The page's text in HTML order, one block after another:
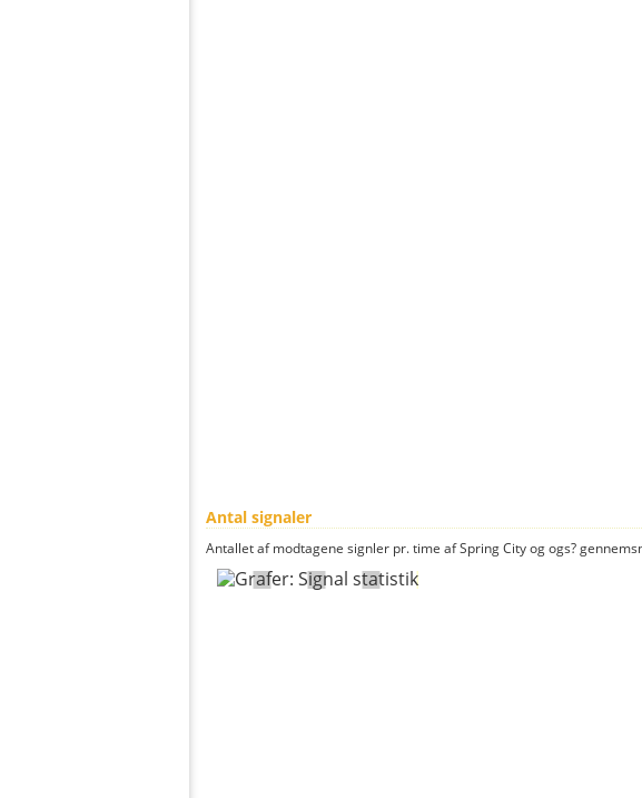
Antal signaler
Antallet af modtagene signler pr. time af Spring City og ogs?